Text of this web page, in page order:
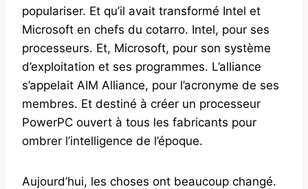
populariser. Et qu’il avait transformé Intel et
Microsoft en chefs du cotarro. Intel, pour ses
processeurs. Et, Microsoft, pour son système
d’exploitation et ses programmes. L’alliance
s’appelait AIM Alliance, pour l’acronyme de ses
membres. Et destiné à créer un processeur
PowerPC ouvert à tous les fabricants pour
ombrer l’intelligence de l’époque.
Aujourd’hui, les choses ont beaucoup changé.